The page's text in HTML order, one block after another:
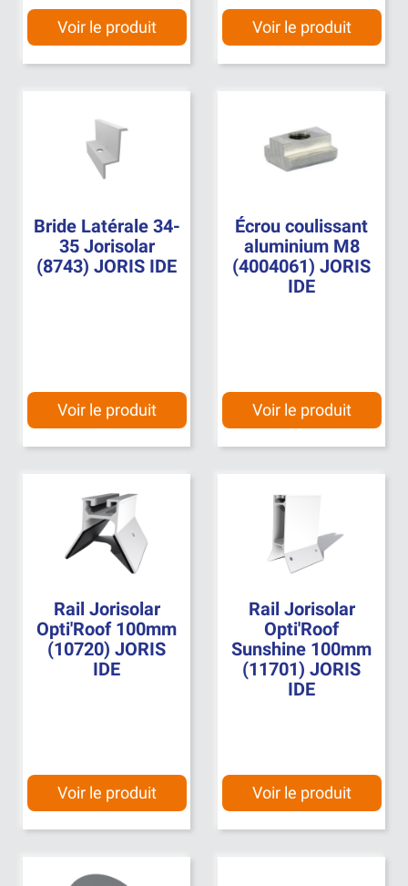
Voir le produit Voir le produit
Bride Latérale 34-
35 Jorisolar
(8743) JORIS IDE
Voir le produit
Écrou coulissant
aluminium M8
(4004061) JORIS
IDE
Voir le produit
Rail Jorisolar
Opti'Roof 100mm
(10720) JORIS
IDE
Voir le produit
Rail Jorisolar
Opti'Roof
Sunshine 100mm
(11701) JORIS
IDE
Voir le produit